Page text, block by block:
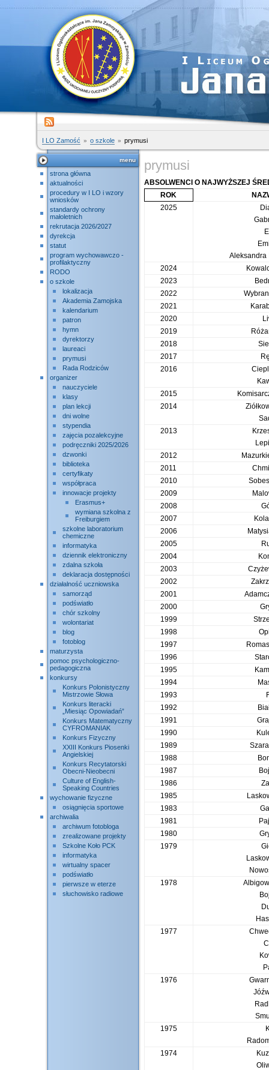
I LO Zamość o szkole prymusi
prymusi
ABSOLWENCI O NAJWYŻSZEJ
ROK
2025
Aleksandra
2024
2023
2022
2021
2020
2019
2018
2017
2016
2015
2014
2013
2012
2011
2010
2009
2008
2007
2006
2005
2004
2003
2002
2001
2000
1999
1998
1997
1996
1995
1994
1993
1992
1991
1990
1989
1988
1987
1986
1985
1983
1981
1980
1979
1978
1977
1976
1975
1974
menu
strona główna
aktualności
procedury w I LO i wzory
wniosków
standardy ochrony
małoletnich
rekrutacja 2026/2027
dyrekcja
statut
program wychowawczo -
profilaktyczny
RODO
o szkole
lokalizacja
Akademia Zamojska
kalendarium
patron
hymn
dyrektorzy
laureaci
prymusi
Rada Rodziców
organizer
nauczyciele
klasy
plan lekcji
dni wolne
stypendia
zajęcia pozalekcyjne
podręczniki 2025/2026
dzwonki
biblioteka
certyfikaty
współpraca
innowacje projekty
Erasmus+
wymiana szkolna z
Freiburgiem
szkolne laboratorium
chemiczne
informatyka
dziennik elektroniczny
zdalna szkoła
deklaracja dostępności
działalność uczniowska
samorząd
podświatło
chór szkolny
wolontariat
blog
fotoblog
maturzysta
pomoc psychologiczno-
pedagogiczna
konkursy
Konkurs Polonistyczny
Mistrzowie Słowa
Konkurs literacki
„Miesiąc Opowiadań”
Konkurs Matematyczny
CYFROMANIAK
Konkurs Fizyczny
XXIII Konkurs Piosenki
Angielskiej
Konkurs Recytatorski
Obecni-Nieobecni
Culture of English-
Speaking Countries
wychowanie fizyczne
osiągnięcia sportowe
archiwalia
archiwum fotobloga
zrealizowane projekty
Szkolne Koło PCK
informatyka
wirtualny spacer
podświatło
pierwsze w eterze
słuchowisko radiowe